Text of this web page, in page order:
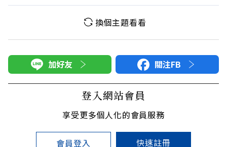
換個主題看看
加好友 關注FB
登入網站會員
享受更多個人化的會員服務
會員登入 快速註冊